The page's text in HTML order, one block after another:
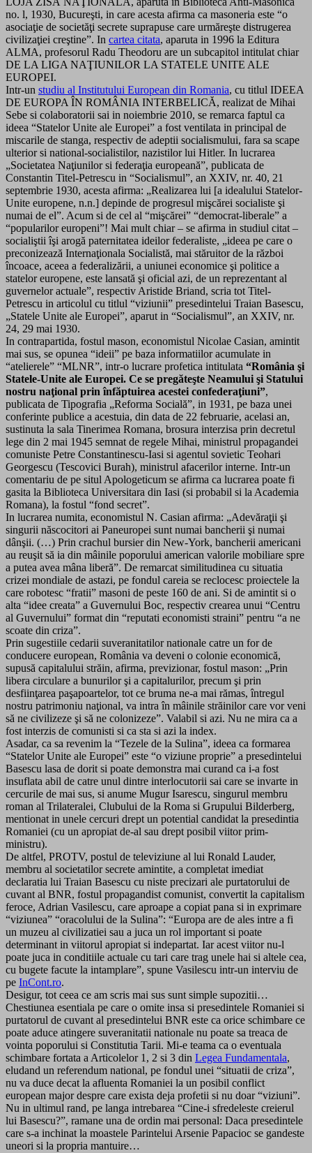
no. l, 1930, Bucureşti, in care acesta afirma ca masoneria este “o
asociaţie de societăţi secrete suprapuse care urmăreşte distrugerea
civilizaţiei creştine”. In cartea citata, aparuta in 1996 la Editura
ALMA, profesorul Radu Theodoru are un subcapitol intitulat chiar
DE LA LIGA NAŢIUNILOR LA STATELE UNITE ALE
EUROPEI.
Intr-un studiu al Institutului European din Romania, cu titlul IDEEA
DE EUROPA ÎN ROMÂNIA INTERBELICĂ, realizat de Mihai
Sebe si colaboratorii sai in noiembrie 2010, se remarca faptul ca
ideea “Statelor Unite ale Europei” a fost ventilata in principal de
miscarile de stanga, respectiv de adeptii socialismului, fara sa scape
ulterior si national-socialistilor, nazistilor lui Hitler. In lucrarea
„Societatea Naţiunilor si federaţia europeană”, publicata de
Constantin Titel-Petrescu in “Socialismul”, an XXIV, nr. 40, 21
septembrie 1930, acesta afirma: „Realizarea lui [a idealului Statelor-
Unite europene, n.n.] depinde de progresul mişcărei socialiste şi
numai de el”. Acum si de cel al “mişcărei” “democrat-liberale” a
“popularilor europeni”! Mai mult chiar – se afirma in studiul citat –
socialiştii îşi arogă paternitatea ideilor federaliste, „ideea pe care o
preconizează Internaţionala Socialistă, mai stăruitor de la război
încoace, aceea a federalizării, a uniunei economice şi politice a
statelor europene, este lansată şi oficial azi, de un reprezentant al
guvernelor actuale”, respectiv Aristide Briand, scria tot Titel-
Petrescu in articolul cu titlul “viziunii” presedintelui Traian Basescu,
„Statele Unite ale Europei”, aparut in “Socialismul”, an XXIV, nr.
24, 29 mai 1930.
In contrapartida, fostul mason, economistul Nicolae Casian, amintit
mai sus, se opunea “ideii” pe baza informatiilor acumulate in
“atelierele” “MLNR”, intr-o lucrare profetica intitulata “România şi
Statele-Unite ale Europei. Ce se pregăteşte Neamului şi Statului
nostru naţional prin înfăptuirea acestei confederaţiuni”,
publicata de Tipografia „Reforma Socială”, in 1931, pe baza unei
conferinte publice a acestuia, din data de 22 februarie, acelasi an,
sustinuta la sala Tinerimea Romana, brosura interzisa prin decretul
lege din 2 mai 1945 semnat de regele Mihai, ministrul propagandei
comuniste Petre Constantinescu-Iasi si agentul sovietic Teohari
Georgescu (Tescovici Burah), ministrul afacerilor interne. Intr-un
comentariu de pe situl Apologeticum se afirma ca lucrarea poate fi
gasita la Biblioteca Universitara din Iasi (si probabil si la Academia
Romana), la fostul “fond secret”.
In lucrarea numita, economistul N. Casian afirma: „Adevăraţii şi
singurii născocitori ai Paneuropei sunt numai bancherii şi numai
dânşii. (…) Prin crachul bursier din New-York, bancherii americani
au reuşit să ia din mâinile poporului american valorile mobiliare spre
a putea avea mâna liberă”. De remarcat similitudinea cu situatia
crizei mondiale de astazi, pe fondul careia se reclocesc proiectele la
care robotesc “fratii” masoni de peste 160 de ani. Si de amintit si o
alta “idee creata” a Guvernului Boc, respectiv crearea unui “Centru
al Guvernului” format din “reputati economisti straini” pentru “a ne
scoate din criza”.
Prin sugestiile cedarii suveranitatilor nationale catre un for de
conducere european, România va deveni o colonie economică,
supusă capitalului străin, afirma, previzionar, fostul mason: „Prin
libera circulare a bunurilor şi a capitalurilor, precum şi prin
desfiinţarea paşapoartelor, tot ce bruma ne-a mai rămas, întregul
nostru patrimoniu naţional, va intra în mâinile străinilor care vor veni
să ne civilizeze şi să ne colonizeze”. Valabil si azi. Nu ne mira ca a
fost interzis de comunisti si ca sta si azi la index.
Asadar, ca sa revenim la “Tezele de la Sulina”, ideea ca formarea
“Statelor Unite ale Europei” este “o viziune proprie” a presedintelui
Basescu lasa de dorit si poate demonstra mai curand ca i-a fost
insuflata abil de catre unul dintre interlocutorii sai care se invarte in
cercurile de mai sus, si anume Mugur Isarescu, singurul membru
roman al Trilateralei, Clubului de la Roma si Grupului Bilderberg,
mentionat in unele cercuri drept un potential candidat la presedintia
Romaniei (cu un apropiat de-al sau drept posibil viitor prim-
ministru).
De altfel, PROTV, postul de televiziune al lui Ronald Lauder,
membru al societatilor secrete amintite, a completat imediat
declaratia lui Traian Basescu cu niste precizari ale purtatorului de
cuvant al BNR, fostul propagandist comunist, convertit la capitalism
feroce, Adrian Vasilescu, care aproape a copiat pana si in exprimare
“viziunea” “oracolului de la Sulina”: “Europa are de ales intre a fi
un muzeu al civilizatiei sau a juca un rol important si poate
determinant in viitorul apropiat si indepartat. Iar acest viitor nu-l
poate juca in conditiile actuale cu tari care trag unele hai si altele cea,
cu bugete facute la intamplare”, spune Vasilescu intr-un interviu de
pe InCont.ro.
Desigur, tot ceea ce am scris mai sus sunt simple supozitii…
Chestiunea esentiala pe care o omite insa si presedintele Romaniei si
purtatorul de cuvant al presedintelui BNR este ca orice schimbare ce
poate aduce atingere suveranitatii nationale nu poate sa treaca de
vointa poporului si Constitutia Tarii. Mi-e teama ca o eventuala
schimbare fortata a Articolelor 1, 2 si 3 din Legea Fundamentala,
eludand un referendum national, pe fondul unei “situatii de criza”,
nu va duce decat la afluenta Romaniei la un posibil conflict
european major despre care exista deja profetii si nu doar “viziuni”.
Nu in ultimul rand, pe langa intrebarea “Cine-i sfredeleste creierul
lui Basescu?”, ramane una de ordin mai personal: Daca presedintele
care s-a inchinat la moastele Parintelui Arsenie Papacioc se gandeste
uneori si la propria mantuire…